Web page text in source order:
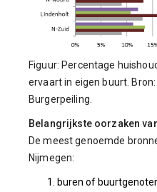
Figuur: Percentage
ervaart in eigen buurt.
Burgerpeiling.
Belangrijkste oorzaken
De meest genoemde
Nijmegen:
buren of